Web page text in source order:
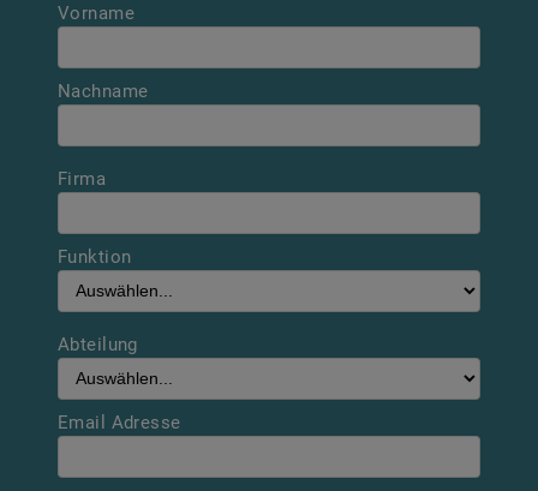
Vorname
Nachname
Firma
Funktion
Abteilung
Email Adresse